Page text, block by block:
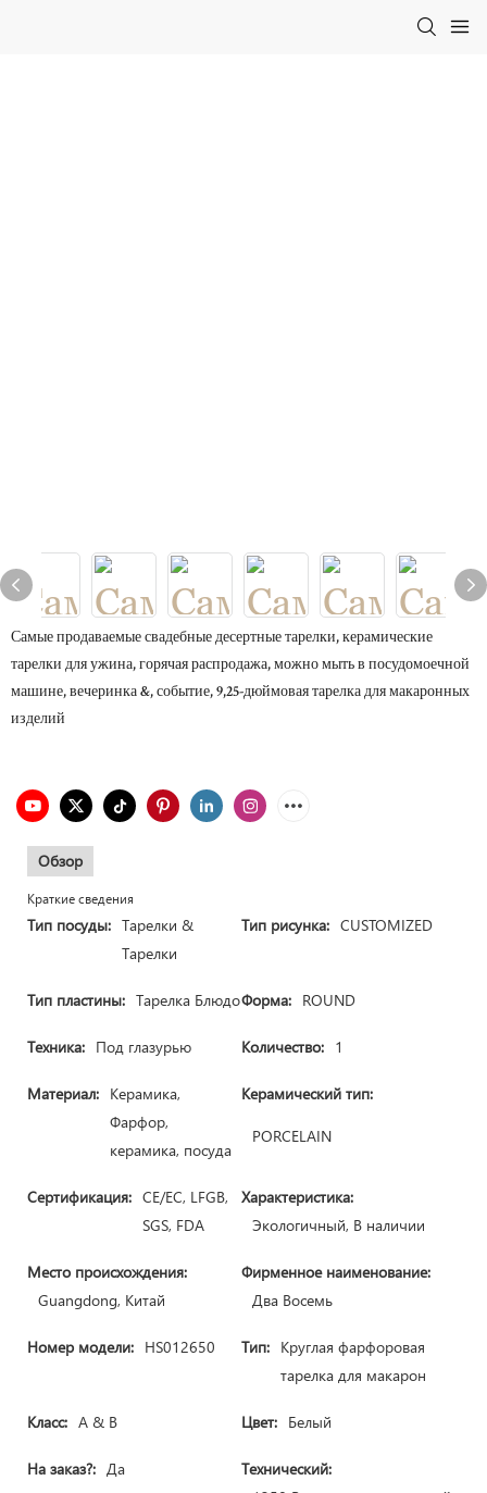
Самые продаваемые свадебные десертные тарелки, керамические
тарелки для ужина, горячая распродажа, можно мыть в посудомоечной
машине, вечеринка &, событие, 9,25-дюймовая тарелка для макаронных
изделий
Обзор
Краткие сведения
Тип посуды: Тарелки &
Тарелки
Тип рисунка: CUSTOMIZED
Тип пластины: Тарелка БлюдоФорма: ROUND
Техника: Под глазурью Количество: 1
Материал: Керамика,
Фарфор,
керамика, посуда
Керамический тип:
PORCELAIN
Сертификация: CE/ЕС, LFGB,
SGS, FDA
Характеристика:
Экологичный, В наличии
Место происхождения:
Guangdong, Китай
Фирменное наименование:
Два Восемь
Номер модели: HS012650 Тип: Круглая фарфоровая
тарелка для макарон
Класс: A & B Цвет: Белый
На заказ?: Да
Технический: